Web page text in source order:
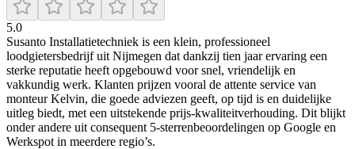
5.0
Susanto Installatietechniek is een klein, professioneel
loodgietersbedrijf uit Nijmegen dat dankzij tien jaar ervaring een
sterke reputatie heeft opgebouwd voor snel, vriendelijk en
vakkundig werk. Klanten prijzen vooral de attente service van
monteur Kelvin, die goede adviezen geeft, op tijd is en duidelijke
uitleg biedt, met een uitstekende prijs‑kwaliteitverhouding. Dit blijkt
onder andere uit consequent 5‑sterrenbeoordelingen op Google en
Werkspot in meerdere regio’s.